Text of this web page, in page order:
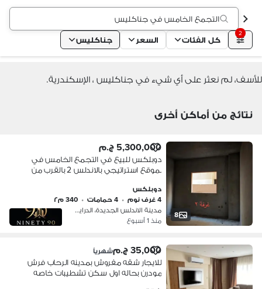
التجمع الخامس في جناكليس
2
كل الفئات السعر جناكليس
للأسف، لم نعثر على أي شيء في جناكليس ، الإسكندرية.
نتائج من أماكن أخرى
8
5,300,000 ج.م
دوبلكس للبيع في التجمع الخامس في
بموقع استراتيجي بالاندلس 2 بالقرب من
غرفة ماس
دوبلكس
4 غرف نوم
• 4 حمامات • 340 م٢
مدينة الاندلس الجديدة، الدرايسة
منذ 1 أسبوع
35,000 ج.م شهرياً
للايجار شقه مفروش بمدينه الرحاب فرش
مودرن بحاله اول سكن تشطيبات خاصه